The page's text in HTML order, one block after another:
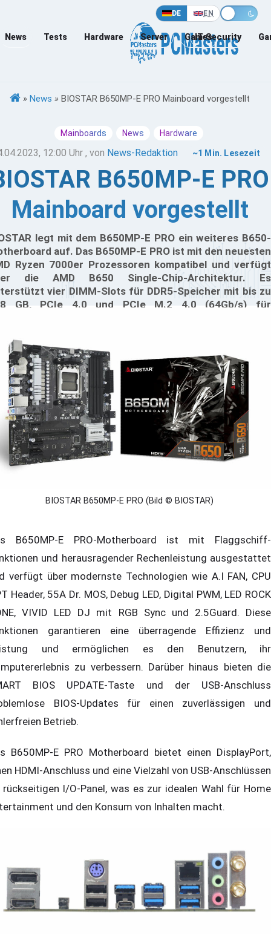
DE EN
News Tests Hardware Server Games
IT-Security
» News » BIOSTAR B650MP-E PRO Mainboard vorgestellt
Mainboards News Hardware
12:00 Uhr , von News-Redaktion ~1 Min. Lesezeit
B650MP-E PRO
Mainboard vorgestellt
legt mit dem B650MP-E PRO ein weiteres B650-
auf. Das B650MP-E PRO ist mit den neuesten
Ryzen 7000er Prozessoren kompatibel und verfügt
die AMD B650 Single-Chip-Architektur. Es
vier DIMM-Slots für DDR5-Speicher mit bis zu
GB, PCIe 4.0 und PCIe M.2 4.0 (64Gb/s) für
BIOSTAR B650MP-E PRO (Bild © BIOSTAR)
B650MP-E PRO-Motherboard ist mit Flaggschiff-
und herausragender Rechenleistung ausgestattet
verfügt über modernste Technologien wie A.I FAN, CPU
Header, 55A Dr. MOS, Debug LED, Digital PWM, LED ROCK
VIVID LED DJ mit RGB Sync und 2.5Guard. Diese
garantieren eine überragende Effizienz und
und ermöglichen es den Benutzern, ihr
zu verbessern. Darüber hinaus bieten die
BIOS UPDATE-Taste und der USB-Anschluss
BIOS-Updates für einen zuverlässigen und
Betrieb.
B650MP-E PRO Motherboard bietet einen DisplayPort,
HDMI-Anschluss und eine Vielzahl von USB-Anschlüssen
I/O-Panel, was es zur idealen Wahl für Home
und den Konsum von Inhalten macht.